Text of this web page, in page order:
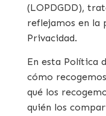
(LOPDGDD),
reflejamos en la
Privacidad.
En esta Política
cómo
qué los
quién los